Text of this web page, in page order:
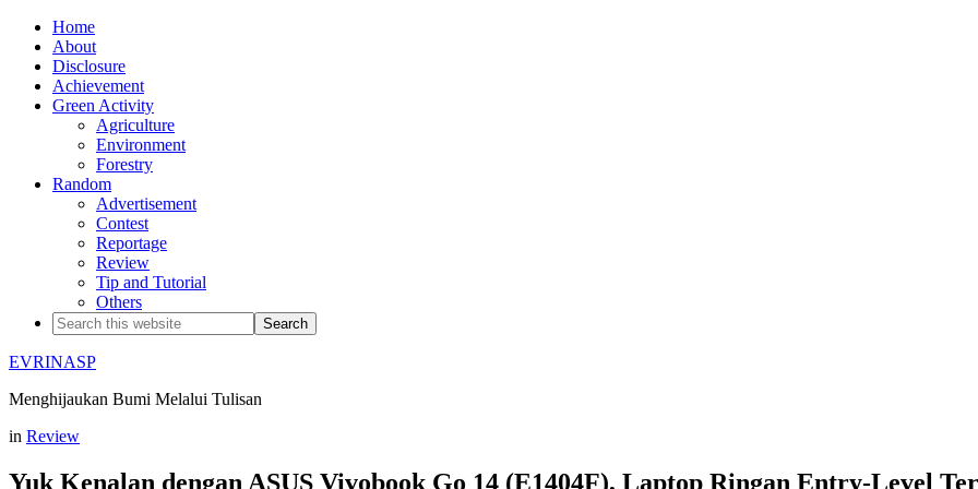
Home
About
Disclosure
Achievement
Green Activity
Agriculture
Environment
Forestry
Random
Advertisement
Contest
Reportage
Review
Tip and Tutorial
Others
EVRINASP
Menghijaukan Bumi Melalui Tulisan
in Review
Yuk Kenalan dengan ASUS Vivobook Go 14 (E1404F), Laptop Ringan Entry-Level